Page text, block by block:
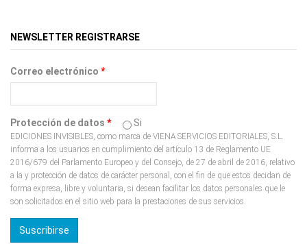
NEWSLETTER REGISTRARSE
Correo electrónico *
Protección de datos * Si
EDICIONES INVISIBLES, como marca de VIENA SERVICIOS EDITORIALES, S.L.
informa a los usuarios en cumplimiento del artículo 13 de Reglamento UE
2016/679 del Parlamento Europeo y del Consejo, de 27 de abril de 2016, relativo
a la y protección de datos de carácter personal, con el fin de que estos decidan de
forma expresa, libre y voluntaria, si desean facilitar los datos personales que le
son solicitados en el sitio web para la prestaciones de sus servicios.